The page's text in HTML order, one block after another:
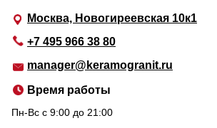
Москва, Новогиреевская 10к1
+7 495 966 38 80
manager@keramogranit.ru
Время работы
Пн-Вс c 9:00 до 21:00